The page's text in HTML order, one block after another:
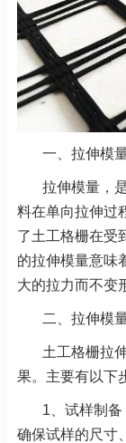
一、拉伸模
拉伸模量，
料在单向拉伸过
了土工格栅在受
的拉伸模量意味
大的拉力而不变
二、拉伸模
土工格栅拉
果。主要有以下
1、试样制备
确保试样的尺寸